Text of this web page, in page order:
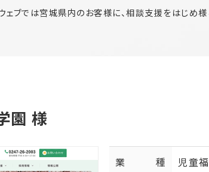
ェブでは宮城県内のお客様に、相談支援をはじめ
園 様
業種 児童